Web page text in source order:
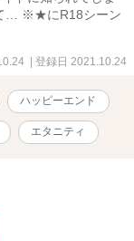
… ※★にR18シーン
| 登録日 2021.10.24
ハッピーエンド
エタニティ